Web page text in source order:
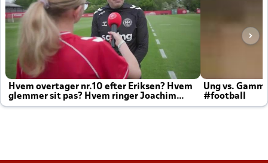
Hvem overtager nr.10 efter Eriksen? Hvem
glemmer sit pas? Hvem ringer Joachim
altid til efter kampe?
Ung vs.
#football